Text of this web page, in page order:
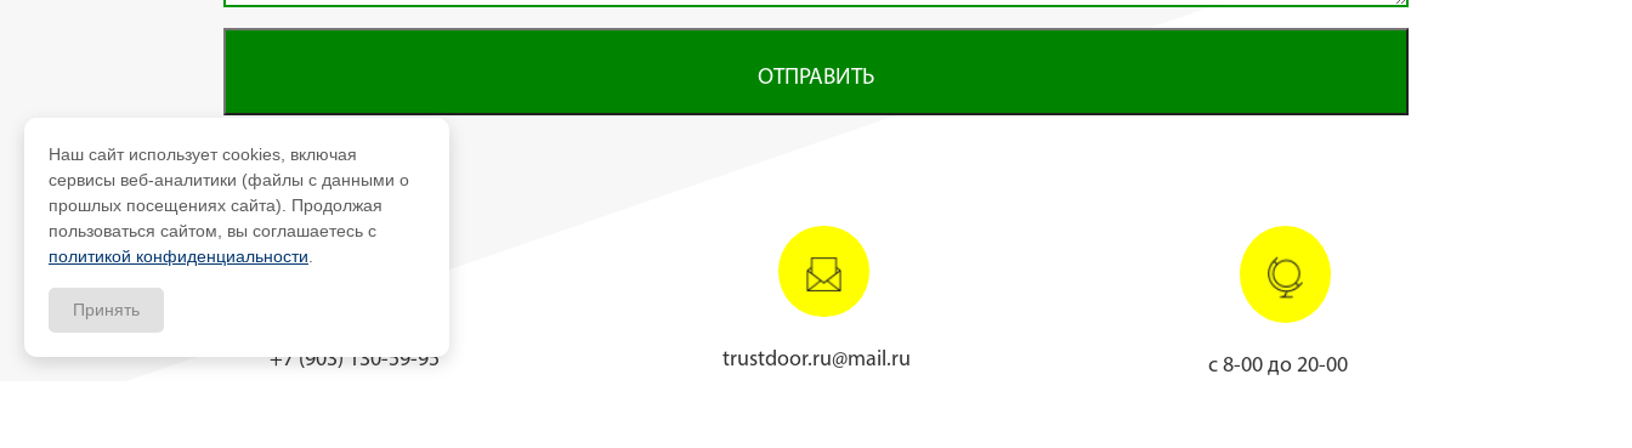
ОТПРАВИТЬ
+7 (903) 130-59-95 trustdoor.ru@mail.ru с 8-00 до 20-00
Наш сайт использует cookies, включая
сервисы веб-аналитики (файлы с данными о
прошлых посещениях сайта). Продолжая
пользоваться сайтом, вы соглашаетесь с
политикой конфиденциальности
Принять